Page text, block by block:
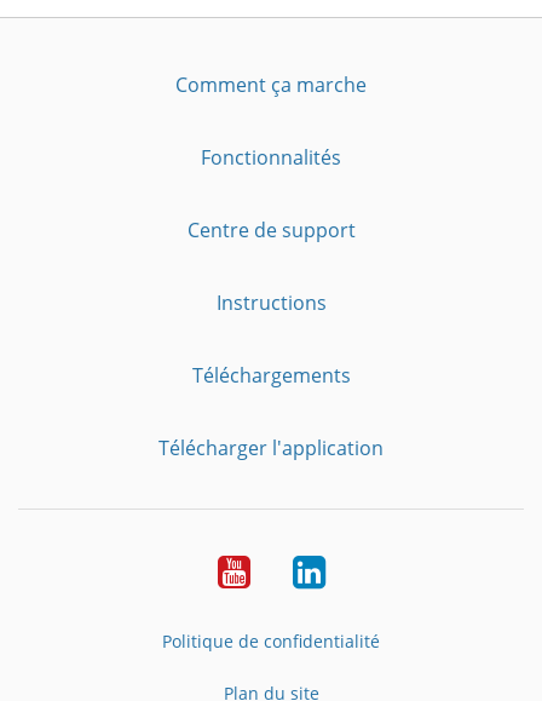
Comment ça marche
Fonctionnalités
Centre de support
Instructions
Téléchargements
Télécharger l'application
YouTubeLinkedIn
Politique de confidentialité
Plan du site